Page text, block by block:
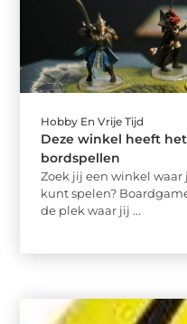
Hobby En Vrije Tijd
Deze winkel heeft
bordspellen
Zoek jij een winkel
kunt spelen?
de plek waar jij ...